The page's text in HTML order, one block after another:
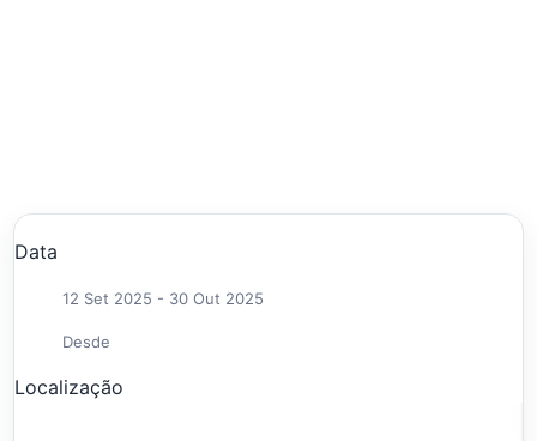
Data
12 Set 2025 - 30 Out 2025
Desde
Localização